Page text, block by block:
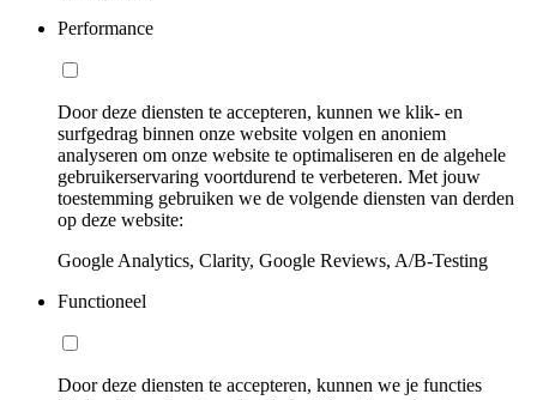
Performance
Door deze diensten te accepteren, kunnen we klik- en
surfgedrag binnen onze website volgen en anoniem
analyseren om onze website te optimaliseren en de algehele
gebruikerservaring voortdurend te verbeteren. Met jouw
toestemming gebruiken we de volgende diensten van derden
op deze website:
Google Analytics, Clarity, Google Reviews, A/B-Testing
Functioneel
Door deze diensten te accepteren, kunnen we je functies